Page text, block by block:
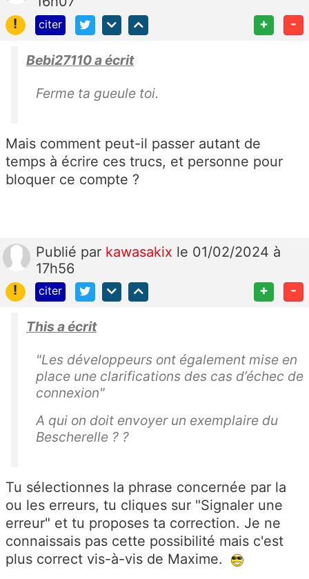
!
citer + -
Bebi27110 a écrit
Ferme ta gueule toi.
Mais comment peut-il passer autant de
temps à écrire ces trucs, et personne pour
bloquer ce compte ?
Publié par kawasakix le 01/02/2024 à
17h56
!
citer + -
This a écrit
"Les développeurs ont également mise en
place une clarifications des cas d’échec de
connexion"
A qui on doit envoyer un exemplaire du
Bescherelle ? ?
Tu sélectionnes la phrase concernée par la
ou les erreurs, tu cliques sur "Signaler une
erreur" et tu proposes ta correction. Je ne
connaissais pas cette possibilité mais c'est
plus correct vis-à-vis de Maxime.